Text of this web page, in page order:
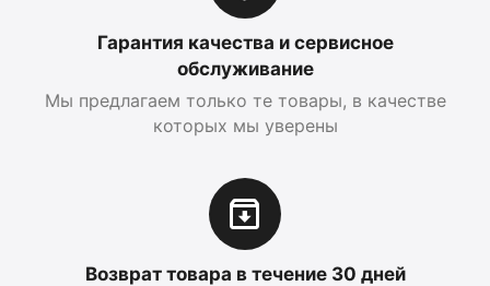
Гарантия качества и сервисное
обслуживание
Мы предлагаем только те товары, в качестве
которых мы уверены
Возврат товара в течение 30 дней